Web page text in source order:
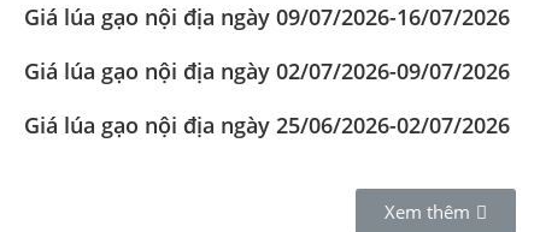
Giá lúa gạo nội địa ngày 09/07/2026-16/07/2026
Giá lúa gạo nội địa ngày 02/07/2026-09/07/2026
Giá lúa gạo nội địa ngày 25/06/2026-02/07/2026
Xem thêm